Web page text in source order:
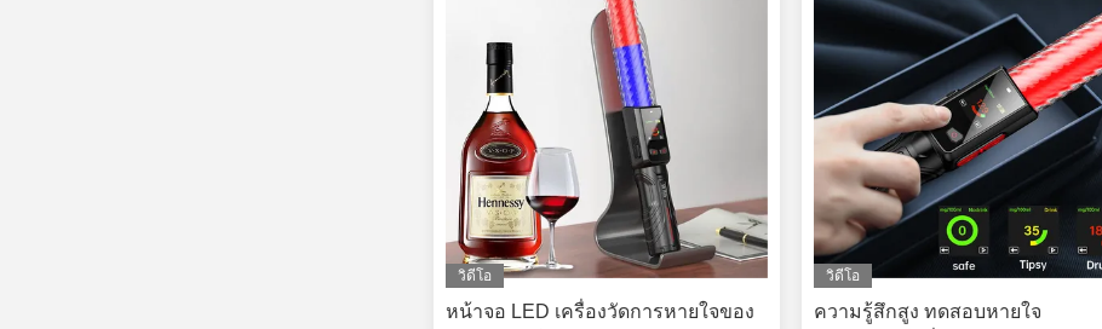
วิดีโอ
หน้าจอ LED เครื่องวัดการหายใจของ
วิดีโอ
ความรู้สึกสูง ทดสอบหายใจ